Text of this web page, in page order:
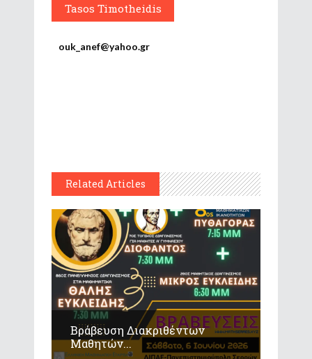
Tasos Timotheidis
ouk_anef@yahoo.gr
Related Articles
Βράβευση Διακριθέντων
Μαθητών...